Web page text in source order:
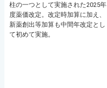
柱の一つとして実施された2025年
度薬価改定。改定時加算に加え、
新薬創出等加算も中間年改定とし
て初めて実施。